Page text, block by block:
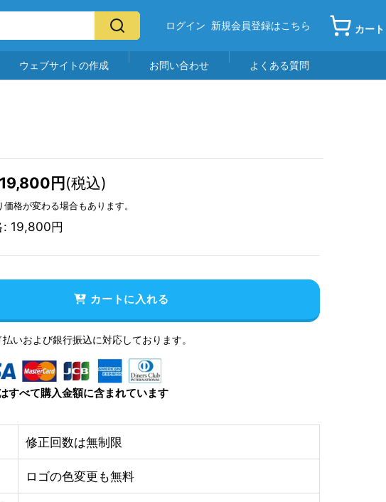
ログイン 新規会員登録はこちら カート
ウェブサイトの作成 お問い合わせ よくある質問
19,800円(税込)
格が変わる場合もあります。
: 19,800円
カートに入れる
いおよび銀行振込に対応しております。
すべて購入金額に含まれています
修正回数は無制限
ロゴの色変更も無料